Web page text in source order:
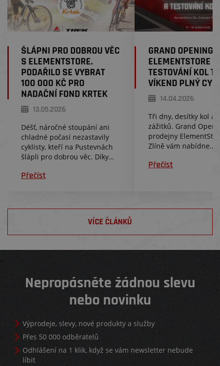
ŠLÁPNI PRO DOBROU VĚC
S ELEMENTSTORE.
PODAŘILO SE VYBRAT
100 000 KČ PRO
NADAČNÍ FOND KRTEK
13.05.2026
Déšť, náročné stoupání ani
chladné počasí nezastavily
cyklisty, kteří na Pustevnách
šlápli pro dobrou věc. Díky
jízdám a podpoře celé
Přečíst
GRAND OPENING
ELEMENTSTORE
TESTOVÁNÍ KOL
VÍKEND PLNÝ
14.04.2026
Tři dny, desítky kol a
zážitků. Grand
prodejny
Zlíně vám nabídne
vyzkoušet si kola
Přečíst
VÍCE ČLÁNKŮ
Nepropásněte žádnou slevu
nebo novinku
Výprodeje, slevy, nové produkty a služby
Přes 50 000 odběratelů
Odhlášení na 1 klik, když se vám newsletter nebude
líbit